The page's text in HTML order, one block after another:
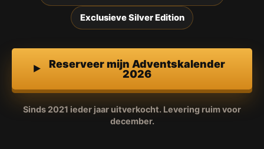
Exclusieve Silver Edition
Reserveer mijn Adventskalender
2026
Sinds 2021 ieder jaar uitverkocht. Levering ruim voor
december.